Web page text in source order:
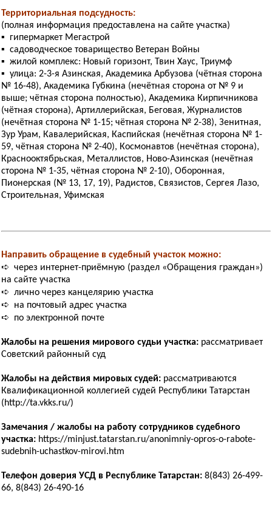
Территориальная подсудность:
(полная информация предоставлена на сайте участка)
▪ гипермаркет Мегастрой
▪ садоводческое товарищество Ветеран Войны
▪ жилой комплекс: Новый горизонт, Твин Хаус, Триумф
▪ улица: 2-3-я Азинская, Академика Арбузова (чётная сторона
№ 16-48), Академика Губкина (нечётная сторона от № 9 и
выше; чётная сторона полностью), Академика Кирпичникова
(чётная сторона), Артиллерийская, Беговая, Журналистов
(нечётная сторона № 1-15; чётная сторона № 2-38), Зенитная,
Зур Урам, Кавалерийская, Каспийская (нечётная сторона № 1-
59, чётная сторона № 2-40), Космонавтов (нечётная сторона),
Краснооктябрьская, Металлистов, Ново-Азинская (нечётная
сторона № 1-35, чётная сторона № 2-10), Оборонная,
Пионерская (№ 13, 17, 19), Радистов, Связистов, Сергея Лазо,
Строительная, Уфимская
Направить обращение в судебный участок можно:
➪ через интернет-приёмную (раздел «Обращения граждан»)
на сайте участка
➪ лично через канцелярию участка
➪ на почтовый адрес участка
➪ по электронной почте
Жалобы на решения мирового судьи участка: рассматривает
Советский районный суд
Жалобы на действия мировых судей: рассматриваются
Квалификационной коллегией судей Республики Татарстан
(http://ta.vkks.ru/)
Замечания / жалобы на работу сотрудников судебного
участка: https://minjust.tatarstan.ru/anonimniy-opros-o-rabote-
sudebnih-uchastkov-mirovi.htm
Телефон доверия УСД в Республике Татарстан: 8(843) 26-499-
66, 8(843) 26-490-16